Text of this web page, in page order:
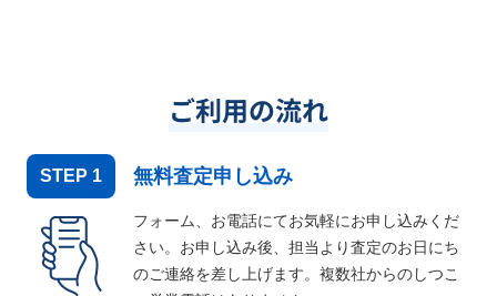
ご利用の流れ
STEP 1 無料査定申し込み
フォーム、お電話にてお気軽にお申し込みくだ
さい。お申し込み後、担当より査定のお日にち
のご連絡を差し上げます。複数社からのしつこ